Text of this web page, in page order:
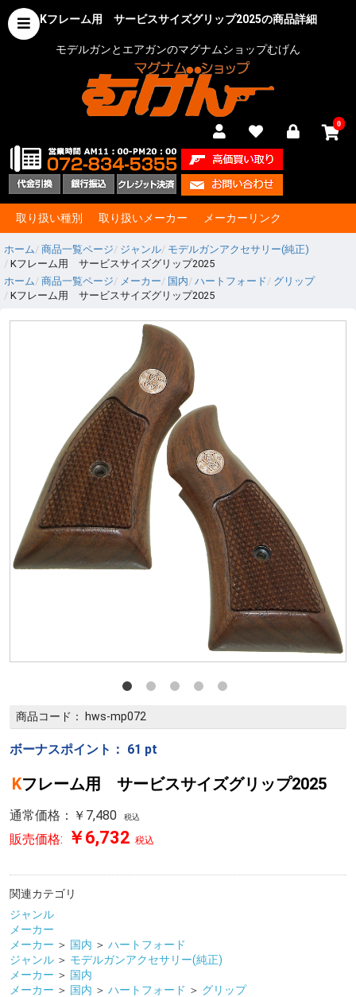
Kフレーム用 サービスサイズグリップ2025の商品詳細
モデルガンとエアガンのマグナムショップむげん
0
取り扱い種別 取り扱いメーカー メーカーリンク
ホーム 商品一覧ページ ジャンル モデルガンアクセサリー(純正)
Kフレーム用 サービスサイズグリップ2025
ホーム 商品一覧ページ メーカー 国内 ハートフォード
グリップ
Kフレーム用 サービスサイズグリップ2025
商品コード： hws-mp072
ボーナスポイント： 61 pt
Kフレーム用 サービスサイズグリップ2025
通常価格：￥7,480 税込
販売価格: ￥6,732 税込
関連カテゴリ
ジャンル
メーカー
メーカー ＞ 国内 ＞ ハートフォード
ジャンル ＞ モデルガンアクセサリー(純正)
メーカー ＞ 国内
メーカー ＞ 国内 ＞ ハートフォード ＞ グリップ